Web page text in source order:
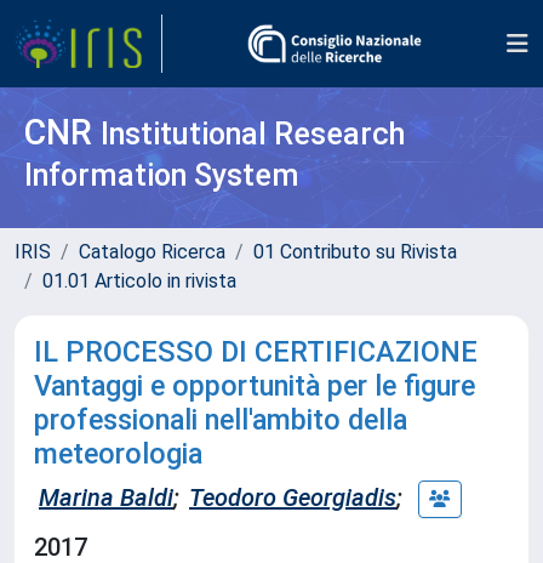
CNR Institutional Research
Information System
IRIS Catalogo Ricerca
01 Contributo su Rivista
01.01 Articolo in rivista
IL PROCESSO DI CERTIFICAZIONE
Vantaggi e opportunità per le figure
professionali nell'ambito della
meteorologia
Marina Baldi; Teodoro Georgiadis;
2017